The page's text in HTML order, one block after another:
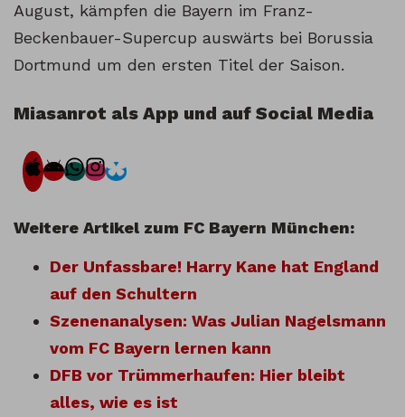
August, kämpfen die Bayern im Franz-
Beckenbauer-Supercup auswärts bei Borussia
Dortmund um den ersten Titel der Saison.
Miasanrot als App und auf Social Media
Weitere Artikel zum FC Bayern München:
Der Unfassbare! Harry Kane hat England
auf den Schultern
Szenenanalysen: Was Julian Nagelsmann
vom FC Bayern lernen kann
DFB vor Trümmerhaufen: Hier bleibt
alles, wie es ist